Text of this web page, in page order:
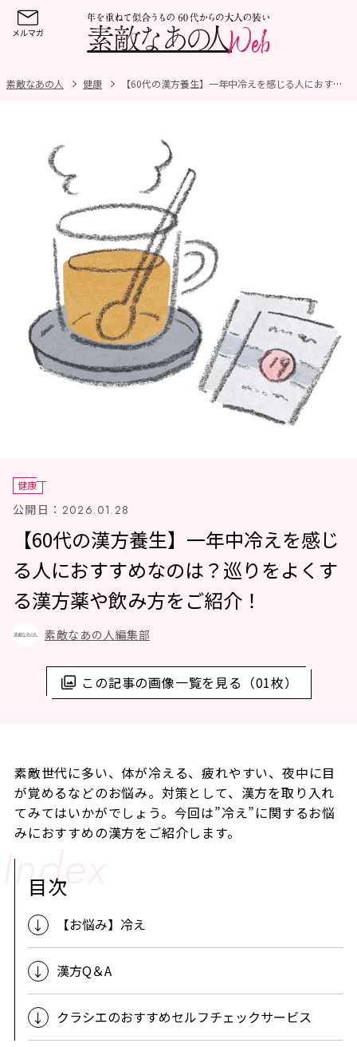
素敵なあの人 健康 【60代の漢方養生】一年中冷えを感じる人におすすめなのは？巡りをよくする漢方薬や飲み方をご紹介！
この記事の画像一覧を見る（01枚）
健康
公開日： 2026.01.28
【60代の漢方養生】一年中冷えを感じ
る人におすすめなのは？巡りをよくす
る漢方薬や飲み方をご紹介！
素敵なあの人編集部
素敵世代に多い、体が冷える、疲れやすい、夜中に目
が覚めるなどのお悩み。対策として、漢方を取り入れ
てみてはいかがでしょう。今回は”冷え”に関するお悩
みにおすすめの漢方をご紹介します。
目次
【お悩み】冷え
漢方Q＆A
クラシエのおすすめセルフチェックサービス